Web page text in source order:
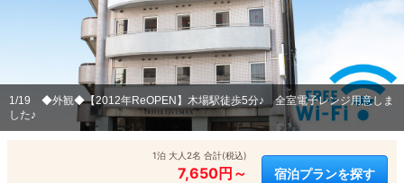
1/19
◆外観◆【2012年ReOPEN】木場駅徒歩5分♪ 全室電子レンジ用意しま
した♪
1泊 大人2名 合計(税込)
7,650円～ 宿泊プランを探す